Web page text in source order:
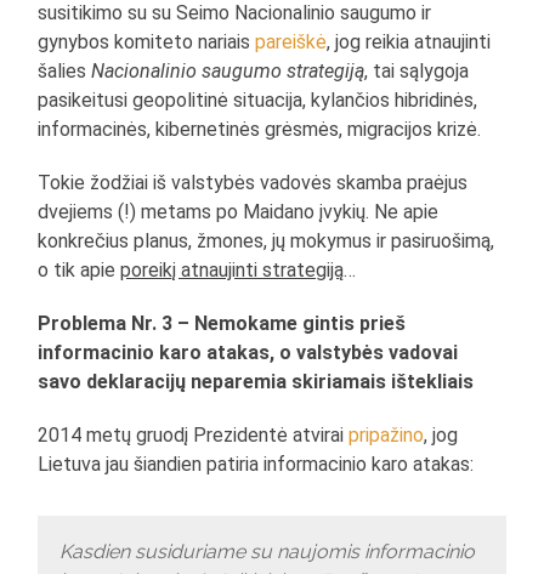
susitikimo su su Seimo Nacionalinio saugumo ir
gynybos komiteto nariaispareiškė, jog reikia atnaujinti
šaliesNacionalinio saugumo strategiją, tai sąlygoja
pasikeitusi geopolitinė situacija, kylančios hibridinės,
informacinės, kibernetinės grėsmės, migracijos krizė.
Tokie žodžiai iš valstybės vadovės skamba praėjus
dvejiems (!) metams po Maidano įvykių. Ne apie
konkrečius planus, žmones, jų mokymus ir pasiruošimą,
o tik apieporeikį atnaujinti strategiją…
Problema Nr. 3 – Nemokame gintis prieš
informacinio karo atakas, o valstybės vadovai
savo deklaracijų neparemia skiriamais ištekliais
2014 metų gruodį Prezidentė atviraipripažino, jog
Lietuva jau šiandien patiria informacinio karo atakas:
Kasdien susiduriame su naujomis informacinio